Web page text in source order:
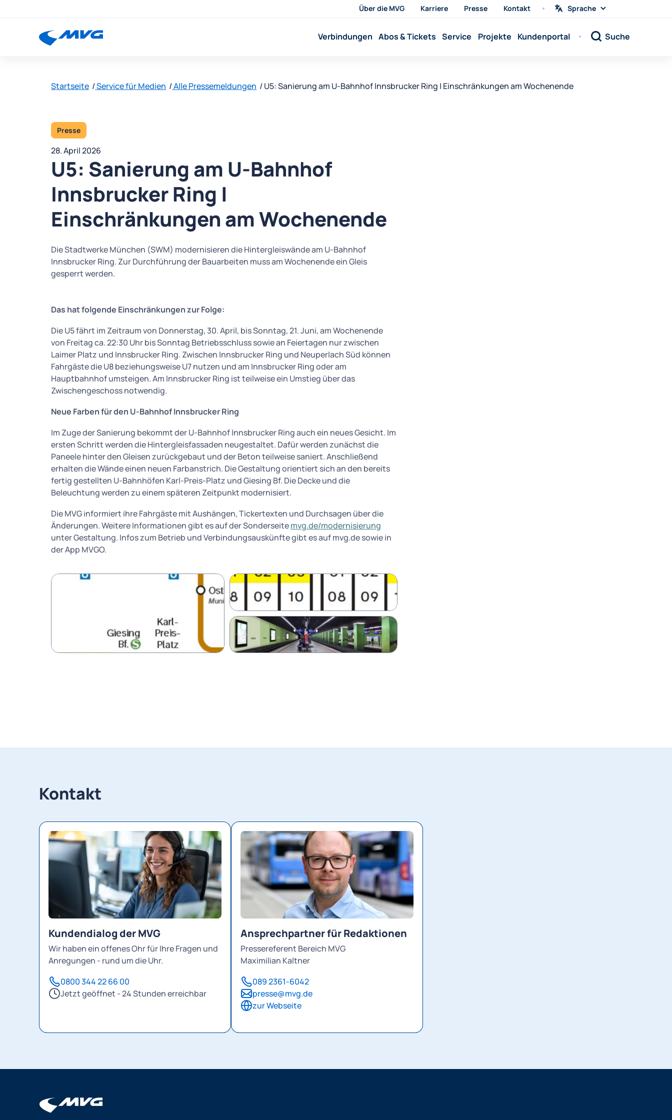
Über die MVG Karriere Presse Kontakt
Sprache
Sprache
Verbindungen Abos & Tickets Service Projekte Kundenportal Suche
Startseite Service für Medien Alle Pressemeldungen U5: Sanierung am U-Bahnhof Innsbrucker Ring | Einschränkungen am Wochenende
Presse
28. April 2026
U5: Sanierung am U-Bahnhof
Innsbrucker Ring |
Einschränkungen am Wochenende
Die Stadtwerke München (SWM) modernisieren die Hintergleiswände am U-Bahnhof
Innsbrucker Ring. Zur Durchführung der Bauarbeiten muss am Wochenende ein Gleis
gesperrt werden.
Das hat folgende Einschränkungen zur Folge:
Die U5 fährt im Zeitraum von Donnerstag, 30. April, bis Sonntag, 21. Juni, am Wochenende
von Freitag ca. 22:30 Uhr bis Sonntag Betriebsschluss sowie an Feiertagen nur zwischen
Laimer Platz und Innsbrucker Ring. Zwischen Innsbrucker Ring und Neuperlach Süd können
Fahrgäste die U8 beziehungsweise U7 nutzen und am Innsbrucker Ring oder am
Hauptbahnhof umsteigen. Am Innsbrucker Ring ist teilweise ein Umstieg über das
Zwischengeschoss notwendig.
Neue Farben für den U-Bahnhof Innsbrucker Ring
Im Zuge der Sanierung bekommt der U-Bahnhof Innsbrucker Ring auch ein neues Gesicht. Im
ersten Schritt werden die Hintergleisfassaden neugestaltet. Dafür werden zunächst die
Paneele hinter den Gleisen zurückgebaut und der Beton teilweise saniert. Anschließend
erhalten die Wände einen neuen Farbanstrich. Die Gestaltung orientiert sich an den bereits
fertig gestellten U-Bahnhöfen Karl-Preis-Platz und Giesing Bf. Die Decke und die
Beleuchtung werden zu einem späteren Zeitpunkt modernisiert.
Die MVG informiert ihre Fahrgäste mit Aushängen, Tickertexten und Durchsagen über die
Änderungen. Weitere Informationen gibt es auf der Sonderseitemvg.de/modernisierung
unter Gestaltung. Infos zum Betrieb und Verbindungsauskünfte gibt es auf mvg.de sowie in
der App MVGO.
Kontakt
Kundendialog der MVG
Wir haben ein offenes Ohr für Ihre Fragen und
Anregungen - rund um die Uhr.
0800 344 22 66 00
Jetzt geöffnet - 24 Stunden erreichbar
Ansprechpartner für Redaktionen
Pressereferent Bereich MVG
Maximilian Kaltner
089 2361-6042
presse@mvg.de
zur Webseite